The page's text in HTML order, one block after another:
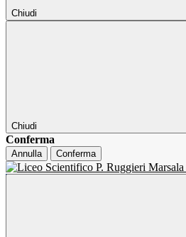
Chiudi
Chiudi
Conferma
Annulla Conferma